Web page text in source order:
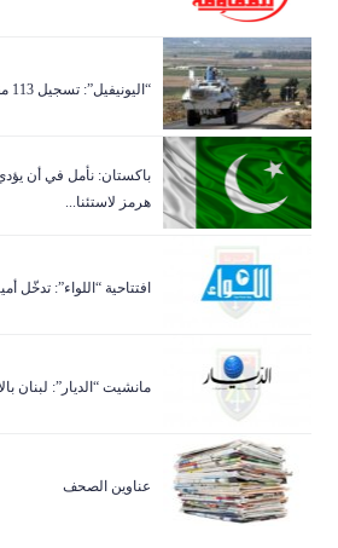
“اليونيفيل”: تسجيل 113 مقذوفًا إسرائيل...
باكستان: نأمل في أن
هرمز لاستئنا...
افتتاحية “اللواء”: تدخّل
مانشيت “الديار”: لبنان
عناوين الصحف